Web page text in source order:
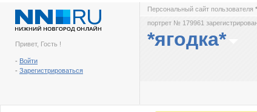
Привет, Гость !
- Войти
- Зарегистрироваться
Персональный сайт пользователя
портрет № 179961
*ягодка*